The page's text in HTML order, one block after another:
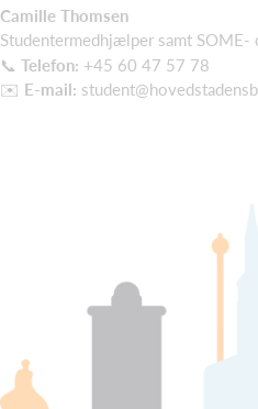
Camille Thomsen
Studentermedhjælper samt SOME-
📞 Telefon: +45 60 47 57 78
✉️ E-mail: